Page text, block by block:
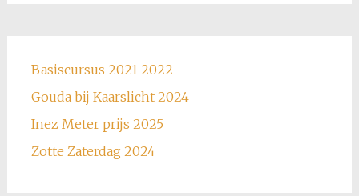
Basiscursus 2021-2022
Gouda bij Kaarslicht 2024
Inez Meter prijs 2025
Zotte Zaterdag 2024